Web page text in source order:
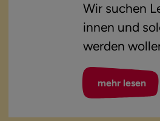
Wir suchen
innen und
werden
mehr lesen